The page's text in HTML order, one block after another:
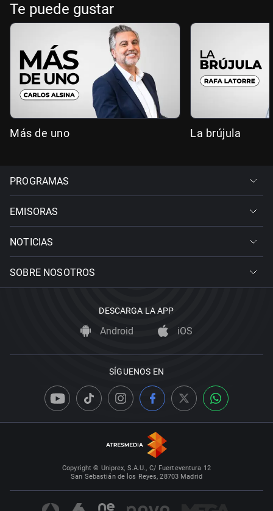
Te puede gustar
Más de uno La brújula
PROGRAMAS
EMISORAS
NOTICIAS
SOBRE NOSOTROS
DESCARGA LA APP
Android iOS
SÍGUENOS EN
Copyright © Uniprex, S.A.U., C/ Fuerteventura 12
San Sebastián de los Reyes, 28703 Madrid